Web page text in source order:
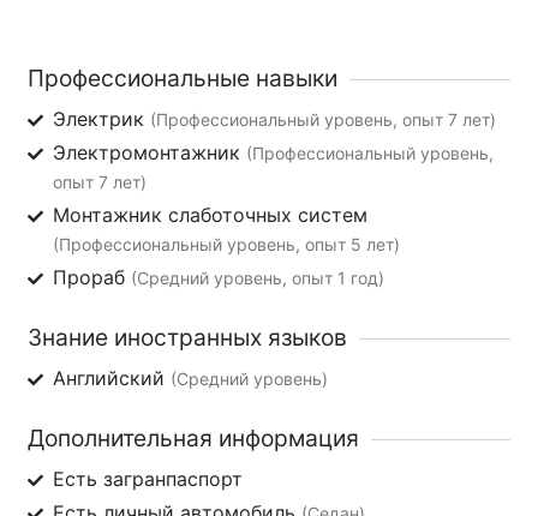
Профессиональные навыки
Электрик (Профессиональный уровень, опыт 7 лет)
Электромонтажник (Профессиональный уровень,
опыт 7 лет)
Монтажник слаботочных систем
(Профессиональный уровень, опыт 5 лет)
Прораб (Средний уровень, опыт 1 год)
Знание иностранных языков
Английский (Средний уровень)
Дополнительная информация
Есть загранпаспорт